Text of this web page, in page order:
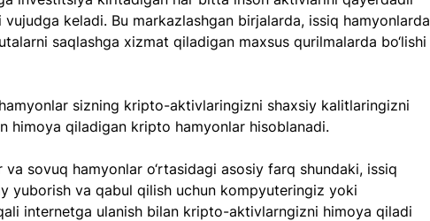
vujudga keladi. Bu markazlashgan birjalarda, issiq hamyonlarda
saqlashga xizmat qiladigan maxsus qurilmalarda bo‘lishi
sizning kripto-aktivlaringizni shaxsiy kalitlaringizni
himoya qiladigan kripto hamyonlar hisoblanadi.
va sovuq hamyonlar o‘rtasidagi asosiy farq shundaki, issiq
yuborish va qabul qilish uchun kompyuteringiz yoki
internetga ulanish bilan kripto-aktivlarngizni himoya qiladi